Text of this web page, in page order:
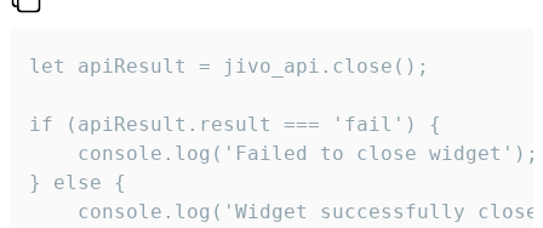
let apiResult = jivo_api.close();
if (apiResult.result === 'fail') {
    console.log('Failed to close widget');
} else {
console.log('Widget successfully